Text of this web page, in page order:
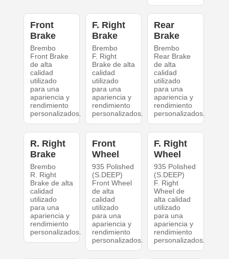
Front
Brake
Brembo
Front Brake
de alta
calidad
utilizado
para una
apariencia y
rendimiento
personalizados.
F. Right
Brake
Brembo
F. Right
Brake de alta
calidad
utilizado
para una
apariencia y
rendimiento
personalizados.
Rear
Brake
Brembo
Rear Brake
de alta
calidad
utilizado
para una
apariencia y
rendimiento
personalizados.
R. Right
Brake
Brembo
R. Right
Brake de alta
calidad
utilizado
para una
apariencia y
rendimiento
personalizados.
Front
Wheel
935 Polished
(S.DEEP)
Front Wheel
de alta
calidad
utilizado
para una
apariencia y
rendimiento
personalizados.
F. Right
Wheel
935 Polished
(S.DEEP)
F. Right
Wheel de
alta calidad
utilizado
para una
apariencia y
rendimiento
personalizados.